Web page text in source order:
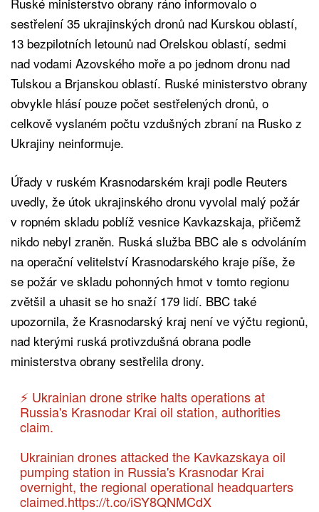
sestřelení 35 ukrajinských dronů nad Kurskou oblastí,
13 bezpilotních letounů nad Orelskou oblastí, sedmi
nad vodami Azovského moře a po jednom dronu nad
Tulskou a Brjanskou oblastí. Ruské ministerstvo obrany
obvykle hlásí pouze počet sestřelených dronů, o
celkově vyslaném počtu vzdušných zbraní na Rusko z
Ukrajiny neinformuje.
Úřady v ruském Krasnodarském kraji podle Reuters
uvedly, že útok ukrajinského dronu vyvolal malý požár
v ropném skladu poblíž vesnice Kavkazskaja, přičemž
nikdo nebyl zraněn. Ruská služba BBC ale s odvoláním
na operační velitelství Krasnodarského kraje píše, že
se požár ve skladu pohonných hmot v tomto regionu
zvětšil a uhasit se ho snaží 179 lidí. BBC také
upozornila, že Krasnodarský kraj není ve výčtu regionů,
nad kterými ruská protivzdušná obrana podle
ministerstva obrany sestřelila drony.
⚡️ Ukrainian drone strike halts operations at
Russia's Krasnodar Krai oil station, authorities
claim.
Ukrainian drones attacked the Kavkazskaya oil
pumping station in Russia's Krasnodar Krai
overnight, the regional operational headquarters
claimed.https://t.co/iSY8QNMCdX